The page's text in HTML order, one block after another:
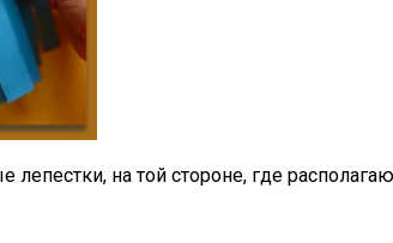
на той стороне, где